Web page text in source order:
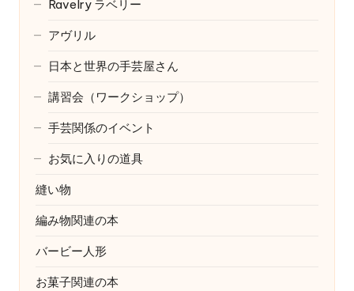
Ravelry ラベリー
アヴリル
日本と世界の手芸屋さん
講習会（ワークショップ）
手芸関係のイベント
お気に入りの道具
縫い物
編み物関連の本
バービー人形
お菓子関連の本